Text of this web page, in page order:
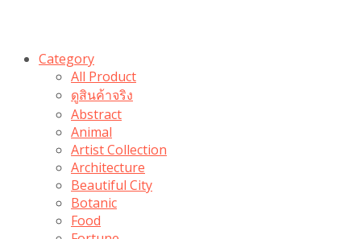
Category
All Product
ดูสินค้าจริง
Abstract
Animal
Artist Collection
Architecture
Beautiful City
Botanic
Food